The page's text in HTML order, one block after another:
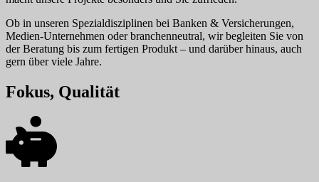
Ob in unseren Spezialdisziplinen bei Banken & Versicherungen,
Medien-Unternehmen oder branchenneutral, wir begleiten Sie von
der Beratung bis zum fertigen Produkt – und darüber hinaus, auch
gern über viele Jahre.
Fokus, Qualität